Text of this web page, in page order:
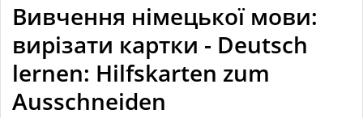
Вивчення німецької мови:
вирізати картки - Deutsch
lernen: Hilfskarten zum
Ausschneiden